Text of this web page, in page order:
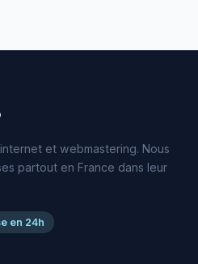
et webmastering. Nous
partout en France dans leur
en 24h